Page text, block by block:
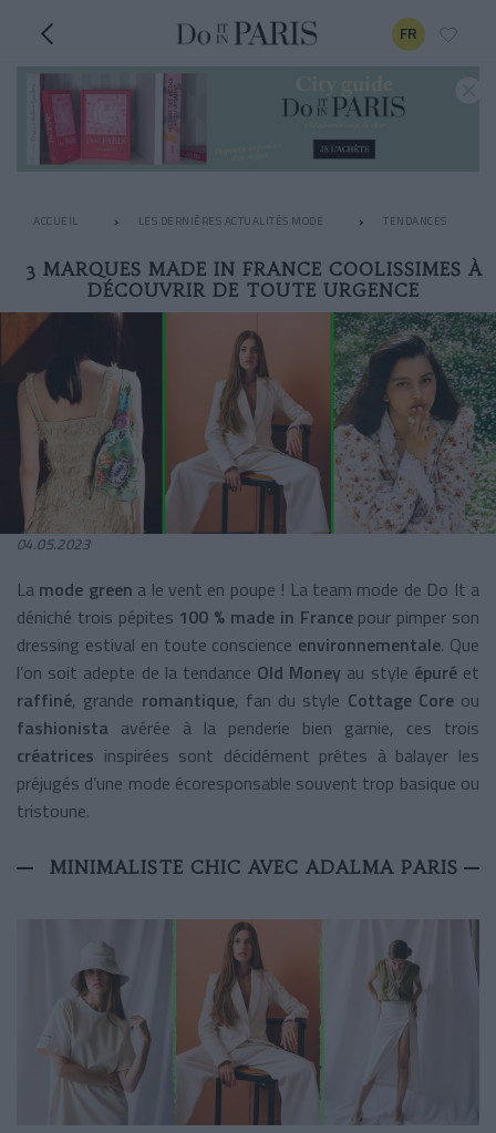
FR
ACCUEIL LES DERNIÈRES ACTUALITÉS MODE TENDANCES
3 MARQUES MADE IN FRANCE COOLISSIMES À
DÉCOUVRIR DE TOUTE URGENCE
04.05.2023
La mode green a le vent en poupe ! La team mode de Do It a
déniché trois pépites 100 % made in Francepour pimper son
dressing estival en toute conscience environnementale. Que
l’on soit adepte de la tendance Old Money au style épuré et
raffiné, grande romantique, fan du style Cottage Coreou
fashionista avérée à la penderie bien garnie, ces trois
créatrices inspirées sont décidément prêtes à balayer les
préjugés d’une mode écoresponsable souvent trop basique ou
tristoune.
MINIMALISTE CHIC AVEC ADALMA PARIS